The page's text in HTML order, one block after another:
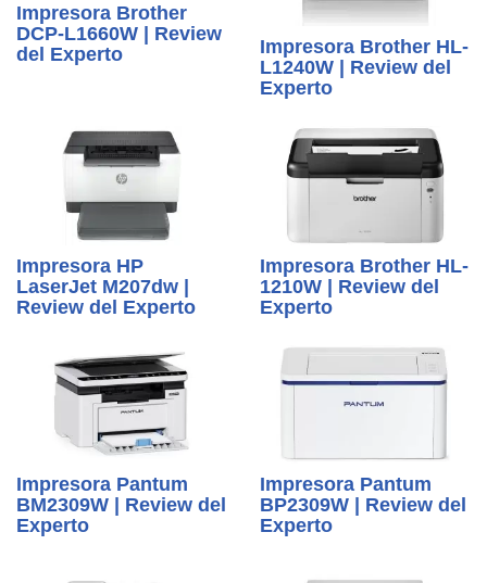
Impresora Brother
DCP-L1660W | Review
del Experto
Impresora Brother HL-
L1240W | Review del
Experto
Impresora HP
LaserJet M207dw |
Review del Experto
Impresora Brother HL-
1210W | Review del
Experto
Impresora Pantum
BM2309W | Review del
Experto
Impresora Pantum
BP2309W | Review del
Experto